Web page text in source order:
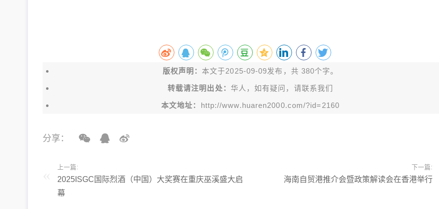
版权声明： 本文于2025-09-09发布，共 380个字。
转载请注明出处： 华人，如有疑问，请联系我们
本文地址： http://www.huaren2000.com/?id=2160
分享：
上一篇:
2025ISGC国际烈酒（中国）大奖赛在重庆巫溪盛大启
幕
下一篇:
海南自贸港推介会暨政策解读会在香港举行